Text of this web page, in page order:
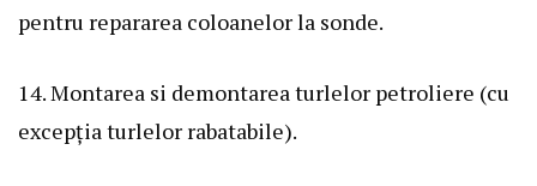
pentru repararea coloanelor la sonde.
14. Montarea si demontarea turlelor petroliere (cu
excepția turlelor rabatabile).